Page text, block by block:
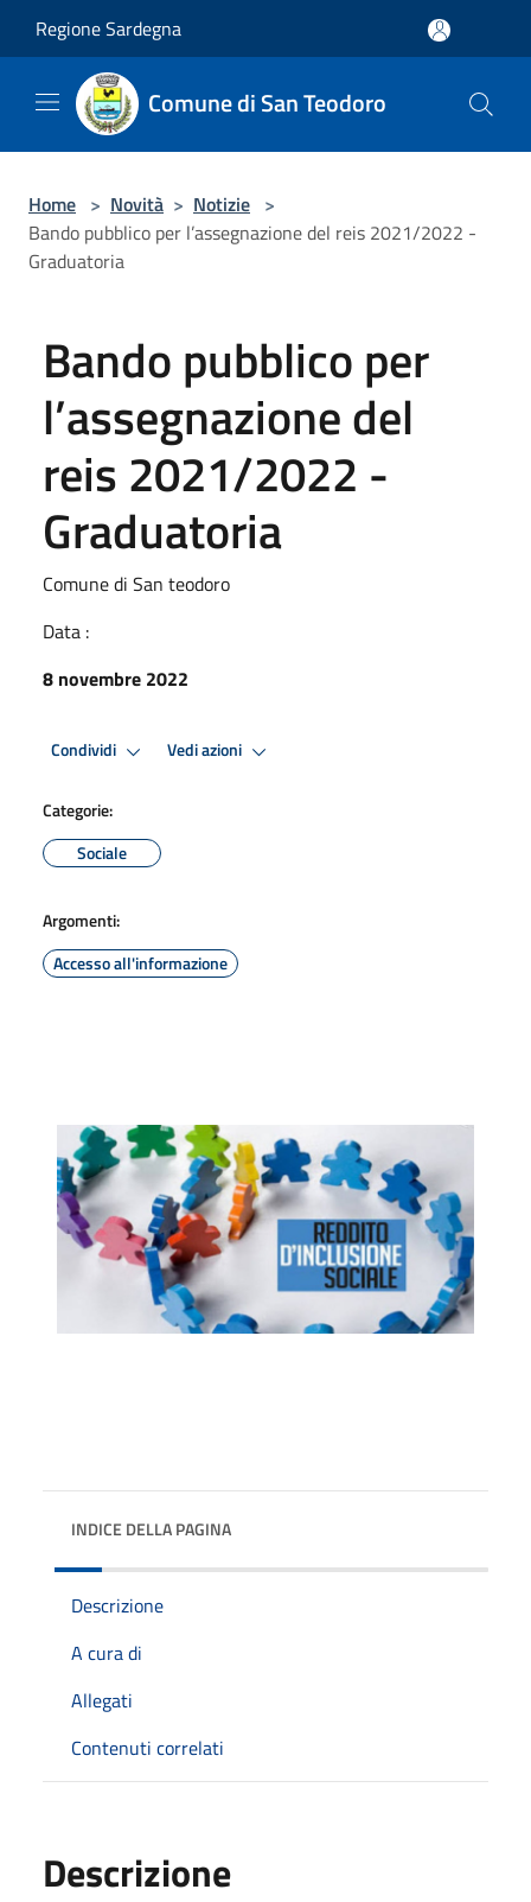
Regione Sardegna
Comune di San Teodoro
Home > Novità > Notizie >
Bando pubblico per l’assegnazione del reis 2021/2022 -
Graduatoria
Bando pubblico per
l’assegnazione del
reis 2021/2022 -
Graduatoria
Comune di San teodoro
Data :
8 novembre 2022
Condividi Vedi azioni
Categorie:
Sociale
Argomenti:
Accesso all'informazione
INDICE DELLA PAGINA
Descrizione
A cura di
Allegati
Contenuti correlati
Descrizione